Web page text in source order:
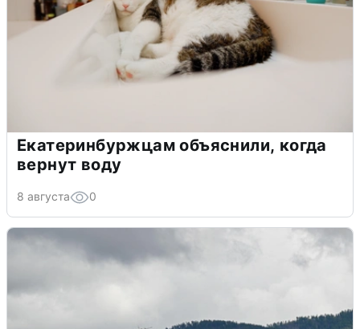
Екатеринбуржцам объяснили, когда
вернут воду
8 августа 0